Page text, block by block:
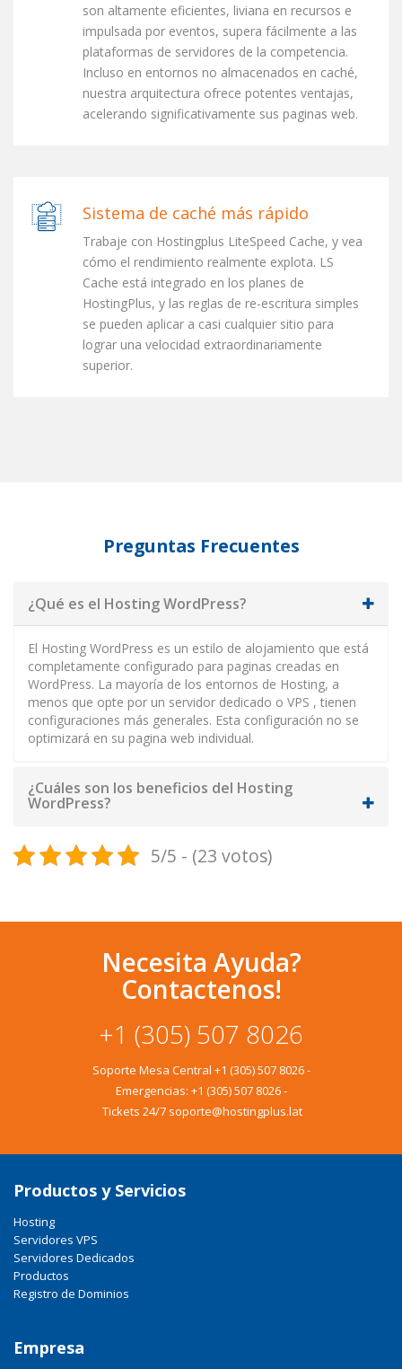
son altamente eficientes, liviana en recursos e
impulsada por eventos, supera fácilmente a las
plataformas de servidores de la competencia.
Incluso en entornos no almacenados en caché,
nuestra arquitectura ofrece potentes ventajas,
acelerando significativamente sus paginas web.
Sistema de caché más rápido
Trabaje con Hostingplus LiteSpeed ​​Cache, y vea
cómo el rendimiento realmente explota. LS ​​
Cache está integrado en los planes de
HostingPlus, y las reglas de re-escritura simples
se pueden aplicar a casi cualquier sitio para
lograr una velocidad extraordinariamente
superior.
Preguntas Frecuentes
¿Qué es el Hosting WordPress?
El Hosting WordPress es un estilo de alojamiento que está
completamente configurado para paginas creadas en
WordPress. La mayoría de los entornos de Hosting, a
menos que opte por un servidor dedicado o VPS , tienen
configuraciones más generales. Esta configuración no se
optimizará en su pagina web individual.
¿Cuáles son los beneficios del Hosting
WordPress?
5/5 - (23 votos)
Necesita Ayuda?
Contactenos!
+1 (305) 507 8026
Soporte Mesa Central +1 (305) 507 8026-
Emergencias: +1 (305) 507 8026-
Tickets 24/7 soporte@hostingplus.lat
Productos y Servicios
Hosting
Servidores VPS
Servidores Dedicados
Productos
Registro de Dominios
Empresa